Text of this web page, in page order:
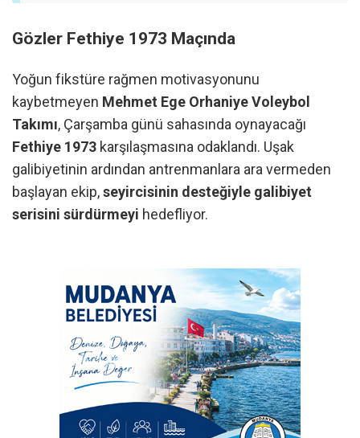
Gözler Fethiye 1973 Maçında
Yoğun fikstüre rağmen motivasyonunu
kaybetmeyen Mehmet Ege Orhaniye Voleybol
Takımı, Çarşamba günü sahasında oynayacağı
Fethiye 1973 karşılaşmasına odaklandı. Uşak
galibiyetinin ardından antrenmanlara ara vermeden
başlayan ekip,seyircisinin desteğiyle galibiyet
serisini sürdürmeyi hedefliyor.